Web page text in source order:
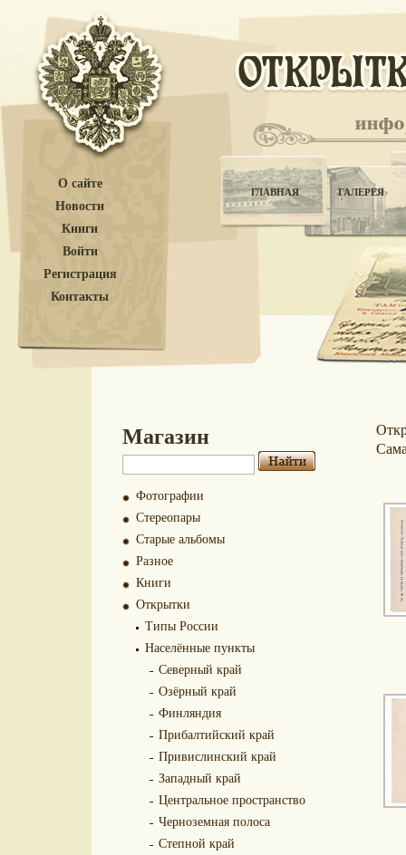
О сайте
Новости
Книги
Войти
Регистрация
Контакты
ГЛАВНАЯ ГАЛЕРЕЯ
Магазин
Фотографии
Стереопары
Старые альбомы
Разное
Книги
Открытки
Типы России
Населённые пункты
Северный край
Озёрный край
Финляндия
Прибалтийский край
Привислинский край
Западный край
Центральное пространство
Черноземная полоса
Степной край